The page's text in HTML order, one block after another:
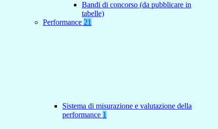
Bandi di concorso (da pubblicare in
tabelle)
Performance 21
Sistema di misurazione e valutazione della
performance 1